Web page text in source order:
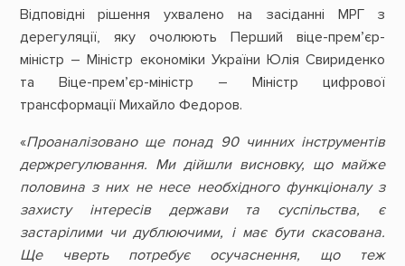
Відповідні рішення ухвалено на засіданні МРГ з
дерегуляції, яку очолюють Перший віце-прем’єр-
міністр – Міністр економіки України Юлія Свириденко
та Віце-прем’єр-міністр – Міністр цифрової
трансформації Михайло Федоров.
«Проаналізовано ще понад 90 чинних інструментів
держрегулювання. Ми дійшли висновку, що майже
половина з них не несе необхідного функціоналу з
захисту інтересів держави та суспільства, є
застарілими чи дублюючими, і має бути скасована.
Ще чверть потребує осучаснення, що теж